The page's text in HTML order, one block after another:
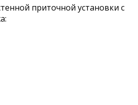
приточной установки с